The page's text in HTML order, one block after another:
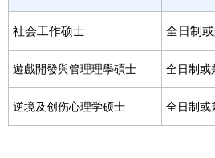
社会工作硕士 全日制
遊戲開發與管理理學碩士 全日制或
逆境及创伤心理学硕士 全日制或